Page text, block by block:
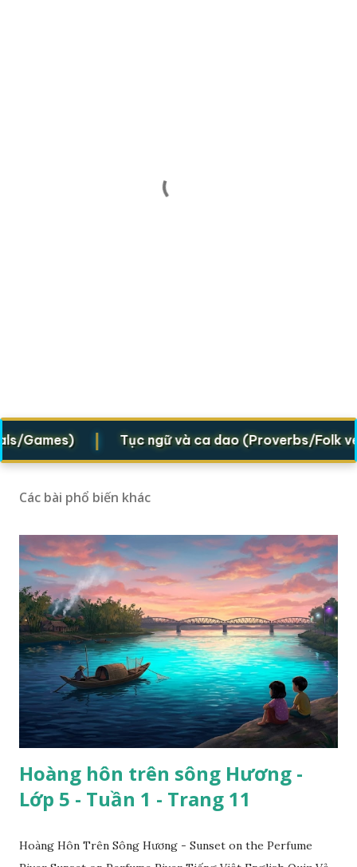
| Tục ngữ và ca dao (Proverbs/Folk
Các bài phổ biến khác
Hoàng hôn trên sông Hương -
Lớp 5 - Tuần 1 - Trang 11
Hoàng Hôn Trên Sông Hương - Sunset on the Perfume